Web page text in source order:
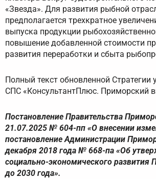
«Звезда». Для развития рыбной
предполагается трехкратное
выпуска продукции
повышение добавленной стоимости
развития переработки и сбыта
Полный текст обновленной
СПС «КонсультантПлюс. Приморский
Постановление Правительства
21.07.2025 № 604-пп «О внесении
постановление Администрации
декабря 2018 года № 668-па «Об
социально-экономического развития
до 2030 года».